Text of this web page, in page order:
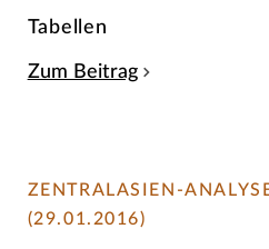
Tabellen
Zum Beitrag
ZENTRALASIEN-
(29.01.2016)